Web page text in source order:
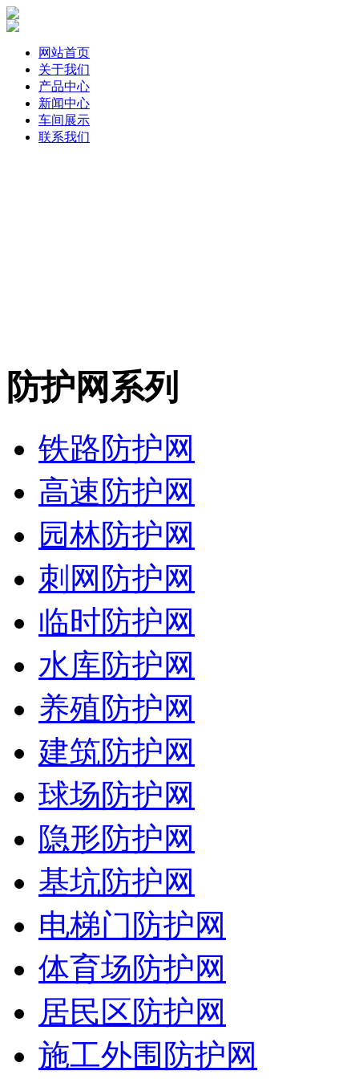
网站首页
关于我们
产品中心
新闻中心
车间展示
联系我们
防护网系列
铁路防护网
高速防护网
园林防护网
刺网防护网
临时防护网
水库防护网
养殖防护网
建筑防护网
球场防护网
隐形防护网
基坑防护网
电梯门防护网
体育场防护网
居民区防护网
施工外围防护网